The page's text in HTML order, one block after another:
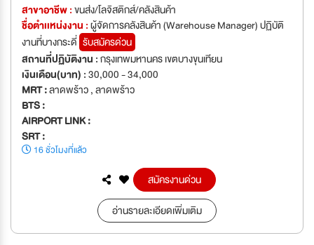
สาขาอาชีพ :ขนส่ง/โลจิสติกส์/คลังสินค้า
ชื่อตำเเหน่งงาน :ผู้จัดการคลังสินค้า (Warehouse Manager) ปฏิบัติ
งานที่บางกระดี่ รับสมัครด่วน
สถานที่ปฏิบัติงาน :กรุงเทพมหานคร เขตบางขุนเทียน
เงินเดือน(บาท) :30,000 - 34,000
MRT :ลาดพร้าว , ลาดพร้าว
BTS :
AIRPORT LINK :
SRT :
16 ชั่วโมงที่แล้ว
สมัครงานด่วน
อ่านรายละเอียดเพิ่มเติม